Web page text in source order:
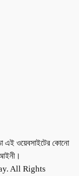
এই ওয়েবসাইটের কোনো
All Rights